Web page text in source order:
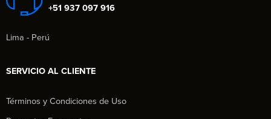
+51 937 097 916
Lima - Perú
SERVICIO AL CLIENTE
Términos y Condiciones de Uso